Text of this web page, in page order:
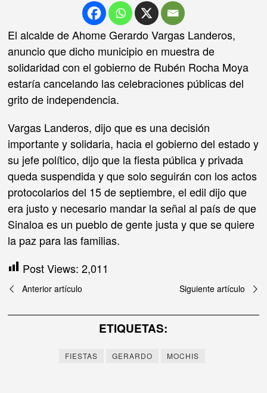
El alcalde de Ahome Gerardo Vargas Landeros,
anuncio que dicho municipio en muestra de
solidaridad con el gobierno de Rubén Rocha Moya
estaría cancelando las celebraciones públicas del
grito de independencia.
Vargas Landeros, dijo que es una decisión
importante y solidaria, hacia el gobierno del estado y
su jefe político, dijo que la fiesta pública y privada
queda suspendida y que solo seguirán con los actos
protocolarios del 15 de septiembre, el edil dijo que
era justo y necesario mandar la señal al país de que
Sinaloa es un pueblo de gente justa y que se quiere
la paz para las familias.
Post Views: 2,011
Navegación
de
Anterior artículo Siguiente artículo
ETIQUETAS:
FIESTAS GERARDO MOCHIS